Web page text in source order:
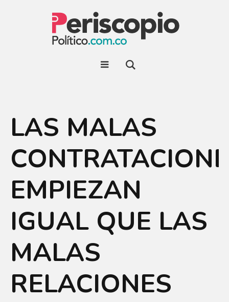
LAS MALAS
EMPIEZAN
IGUAL QUE LAS
MALAS
RELACIONES